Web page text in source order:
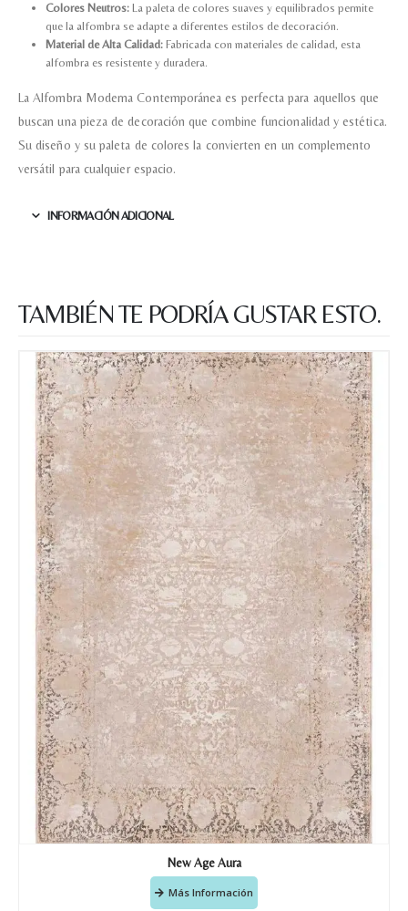
Colores Neutros:La paleta de colores suaves y equilibrados permite
que la alfombra se adapte a diferentes estilos de decoración.
Material de Alta Calidad:Fabricada con materiales de calidad, esta
alfombra es resistente y duradera.
La Alfombra Moderna Contemporánea es perfecta para aquellos que
buscan una pieza de decoración que combine funcionalidad y estética.
Su diseño y su paleta de colores la convierten en un complemento
versátil para cualquier espacio.
INFORMACIÓN ADICIONAL
TAMBIÉN TE PODRÍA GUSTAR ESTO.
New Age Aura
Más Información